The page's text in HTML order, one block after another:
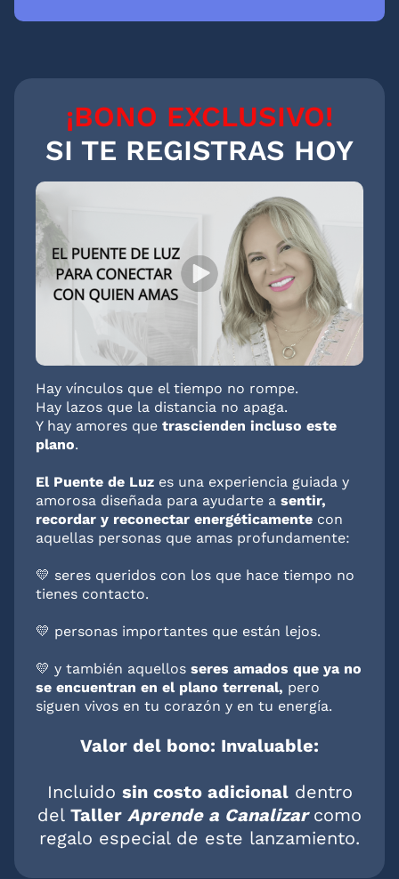
¡BONO EXCLUSIVO!
SI TE REGISTRAS HOY
Hay vínculos que el tiempo no rompe.
Hay lazos que la distancia no apaga.
Y hay amores que trascienden incluso este
plano.
El Puente de Luz es una experiencia guiada y
amorosa diseñada para ayudarte a sentir,
recordar y reconectar energéticamente con
aquellas personas que amas profundamente:
💛 seres queridos con los que hace tiempo no
tienes contacto.
💛 personas importantes que están lejos.
💛 y también aquellos seres amados que ya no
se encuentran en el plano terrenal, pero
siguen vivos en tu corazón y en tu energía.
Valor del bono: Invaluable:
Incluido sin costo adicionaldentro
del Taller Aprende a Canalizar como
regalo especial de este lanzamiento.